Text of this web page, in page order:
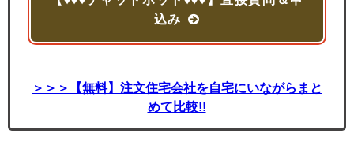
込み
＞＞＞【無料】注文住宅会社を自宅にいながらまと
めて比較!!